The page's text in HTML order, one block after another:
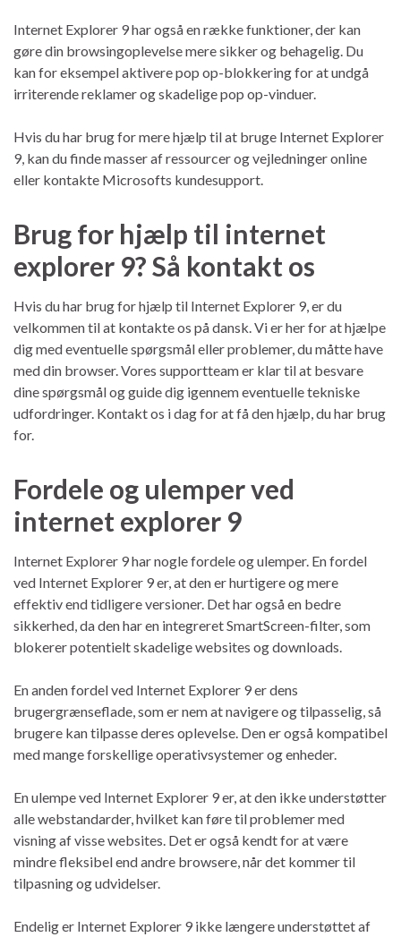
Internet Explorer 9 har også en række funktioner, der kan
gøre din browsingoplevelse mere sikker og behagelig. Du
kan for eksempel aktivere pop op-blokkering for at undgå
irriterende reklamer og skadelige pop op-vinduer.
Hvis du har brug for mere hjælp til at bruge Internet Explorer
9, kan du finde masser af ressourcer og vejledninger online
eller kontakte Microsofts kundesupport.
Brug for hjælp til internet
explorer 9? Så kontakt os
Hvis du har brug for hjælp til Internet Explorer 9, er du
velkommen til at kontakte os på dansk. Vi er her for at hjælpe
dig med eventuelle spørgsmål eller problemer, du måtte have
med din browser. Vores supportteam er klar til at besvare
dine spørgsmål og guide dig igennem eventuelle tekniske
udfordringer. Kontakt os i dag for at få den hjælp, du har brug
for.
Fordele og ulemper ved
internet explorer 9
Internet Explorer 9 har nogle fordele og ulemper. En fordel
ved Internet Explorer 9 er, at den er hurtigere og mere
effektiv end tidligere versioner. Det har også en bedre
sikkerhed, da den har en integreret SmartScreen-filter, som
blokerer potentielt skadelige websites og downloads.
En anden fordel ved Internet Explorer 9 er dens
brugergrænseflade, som er nem at navigere og tilpasselig, så
brugere kan tilpasse deres oplevelse. Den er også kompatibel
med mange forskellige operativsystemer og enheder.
En ulempe ved Internet Explorer 9 er, at den ikke understøtter
alle webstandarder, hvilket kan føre til problemer med
visning af visse websites. Det er også kendt for at være
mindre fleksibel end andre browsere, når det kommer til
tilpasning og udvidelser.
Endelig er Internet Explorer 9 ikke længere understøttet af